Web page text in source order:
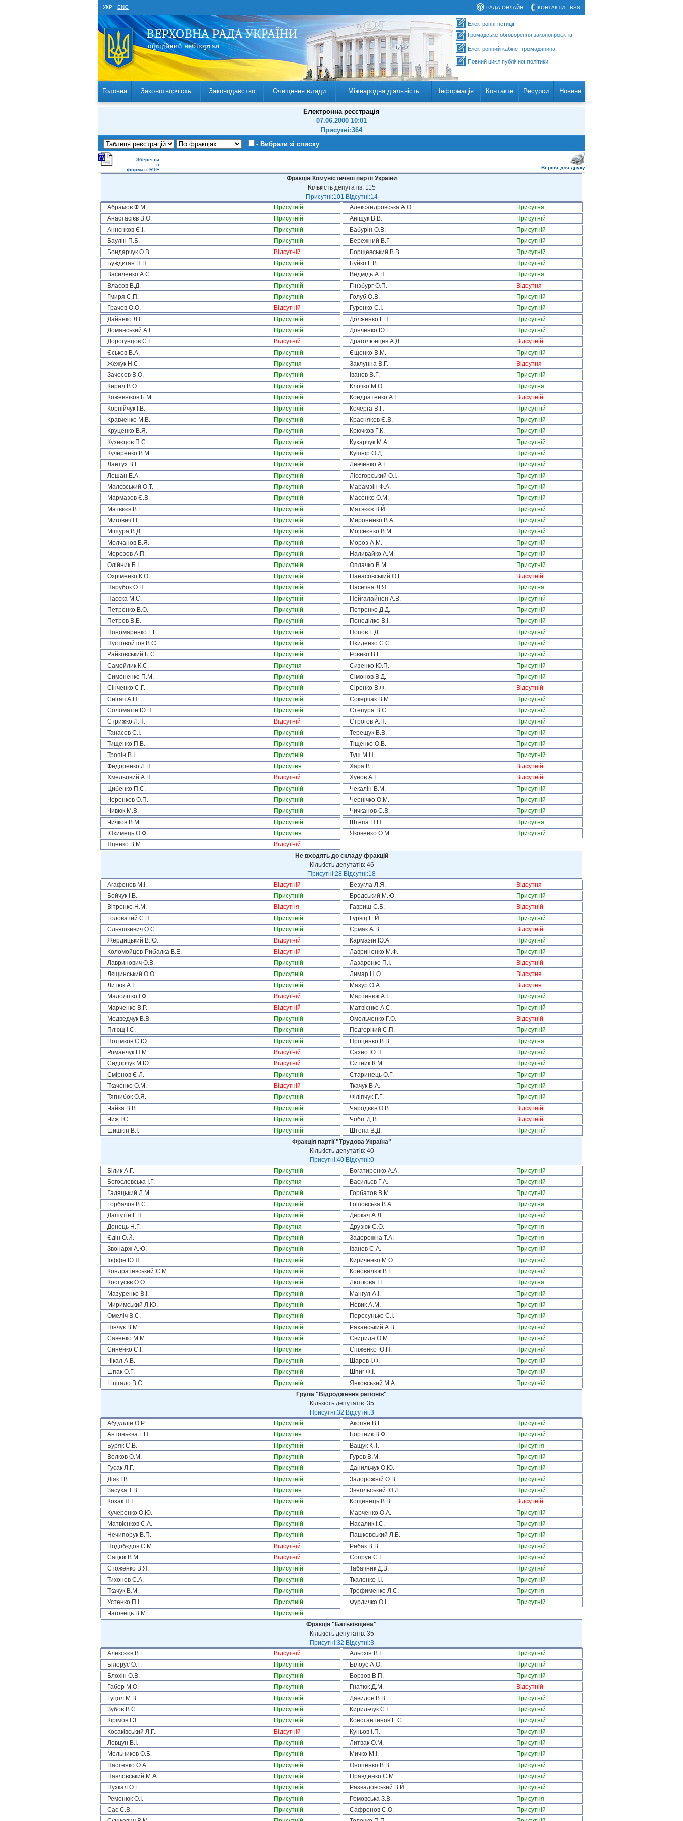
УКР ENG RSS
КОНТАКТИ
РАДА ОНЛАЙН
Електронні петиції
Громадське обговорення законопроєктів
Електронний кабінет громадянина
Повний цикл публічної політики
Головна Законотворчість Законодавство Очищення влади Міжнародна діяльність Інформація Контакти Ресурси Новини
Електронна реєстрація
07.06.2000 10:01
Присутні:364
- Вибрати зі списку
Зберегти
в
форматі RTF
Версія для друку
Фракція Комуністичної партії України
Кількість депутатів: 115
Присутні:101 Відсутні:14
Абрамов Ф.М.
Присутній Александровська А.О.
Присутня
Анастасієв В.О.
Присутній Аніщук В.В.
Присутній
Аннєнков Є.І.
Присутній Бабурін О.В.
Присутній
Баулін П.Б.
Присутній Бережний В.Г.
Присутній
Бондарчук О.В.
Відсутній Борщевський В.В.
Присутній
Буждиган П.П.
Присутній Буйко Г.В.
Присутній
Василенко А.С.
Присутній Ведмідь А.П.
Присутня
Власов В.Д.
Присутній Гінзбург О.П.
Відсутня
Гмиря С.П.
Присутній Голуб О.В.
Присутній
Грачов О.О.
Відсутній Гуренко С.І.
Присутній
Дайнеко Л.І.
Присутній Долженко Г.П.
Присутній
Доманський А.І.
Присутній Донченко Ю.Г.
Присутній
Дорогунцов С.І.
Відсутній Драголюнцев А.Д.
Відсутній
Єськов В.А.
Присутній Єщенко В.М.
Присутній
Жежук Н.С.
Присутня Заклунна В.Г.
Відсутня
Зачосов В.О.
Присутній Іванов В.Г.
Присутній
Кирил В.О.
Присутній Клочко М.О.
Присутня
Кожевніков Б.М.
Присутній Кондратенко А.І.
Відсутній
Корнійчук І.В.
Присутній Кочерга В.Г.
Присутній
Кравченко М.В.
Присутній Красняков Є.В.
Присутній
Круценко В.Я.
Присутній Крючков Г.К.
Присутній
Кузнєцов П.С.
Присутній Кухарчук М.А.
Присутній
Кучеренко В.М.
Присутній Кушнір О.Д.
Присутній
Лантух В.І.
Присутній Левченко А.І.
Присутній
Лешан Е.А.
Присутній Лісогорський О.І.
Присутній
Малєвський О.Т.
Присутній Марамзін Ф.А.
Присутній
Мармазов Є.В.
Присутній Масенко О.М.
Присутній
Матвєєв В.Г.
Присутній Матвєєв В.Й.
Присутній
Мигович І.І.
Присутній Мироненко В.А.
Присутній
Мішура В.Д.
Присутній Моісеєнко В.М.
Присутній
Молчанов Б.Я.
Присутній Мороз А.М.
Присутній
Морозов А.П.
Присутній Наливайко А.М.
Присутній
Олійник Б.І.
Присутній Оплачко В.М.
Присутній
Охріменко К.О.
Присутній Панасовський О.Г.
Відсутній
Парубок О.Н.
Присутній Пасечна Л.Я.
Присутня
Пасєка М.С.
Присутній Пейгалайнен А.В.
Присутній
Петренко В.О.
Присутній Петренко Д.Д.
Присутній
Петров В.Б.
Присутній Понеділко В.І.
Присутній
Пономаренко Г.Г.
Присутній Попов Г.Д.
Присутній
Пустовойтов В.С.
Присутній Пхиденко С.С.
Присутній
Райковський Б.С.
Присутній Роєнко В.Г.
Присутній
Самойлик К.С.
Присутня Сизенко Ю.П.
Присутній
Симоненко П.М.
Присутній Сімонов В.Д.
Присутній
Сінченко С.Г.
Присутній Сіренко В.Ф.
Відсутній
Снігач А.П.
Присутній Сокерчак В.М.
Присутній
Соломатін Ю.П.
Присутній Степура В.С.
Присутній
Стрижко Л.П.
Відсутній Строгов А.Н.
Присутній
Танасов С.І.
Присутній Терещук В.В.
Присутній
Тищенко П.В.
Присутній Тіщенко О.В.
Присутній
Тропін В.І.
Присутній Туш М.Н.
Присутній
Федоренко Л.П.
Присутня Хара В.Г.
Відсутній
Хмельовий А.П.
Відсутній Хунов А.І.
Відсутній
Цибенко П.С.
Присутній Чекалін В.М.
Присутній
Черенков О.П.
Присутній Чернічко О.М.
Присутній
Чивюк М.В.
Присутній Чичканов С.В.
Присутній
Чичков В.М.
Присутній Штепа Н.П.
Присутня
Юхимець О.Ф.
Присутня Яковенко О.М.
Присутній
Яценко В.М.
Відсутній
Не входять до складу фракцій
Кількість депутатів: 46
Присутні:28 Відсутні:18
Агафонов М.І.
Відсутній Безугла Л.Я.
Відсутня
Бойчук І.В.
Присутній Бродський М.Ю.
Присутній
Вітренко Н.М.
Відсутня Гавриш С.Б.
Відсутній
Головатий С.П.
Присутній Гурвіц Е.Й.
Присутній
Єльяшкевич О.С.
Присутній Єрмак А.В.
Відсутній
Жердицький В.Ю.
Відсутній Кармазін Ю.А.
Присутній
Коломойцев-Рибалка В.Е.
Відсутній Лавриненко М.Ф.
Присутній
Лавринович О.В.
Присутній Лазаренко П.І.
Відсутній
Лєщинський О.О.
Присутній Лимар Н.О.
Відсутня
Литюк А.І.
Присутній Мазур О.А.
Відсутня
Малолітко І.Ф.
Відсутній Мартинюк А.І.
Присутній
Марченко В.Р.
Відсутній Матвієнко А.С.
Присутній
Медведчук В.В.
Присутній Омельченко Г.О.
Відсутній
Плющ І.С.
Присутній Подгорний С.П.
Присутній
Потімков С.Ю.
Присутній Проценко В.В.
Присутня
Романчук П.М.
Відсутній Сахно Ю.П.
Присутній
Сидорчук М.Ю.
Відсутній Ситник К.М.
Присутній
Смірнов Є.Л.
Присутній Старинець О.Г.
Присутній
Ткаченко О.М.
Відсутній Ткачук В.А.
Присутній
Тягнибок О.Я.
Присутній Філіпчук Г.Г.
Присутній
Чайка В.В.
Присутній Чародєєв О.В.
Відсутній
Чиж І.С.
Присутній Чобіт Д.В.
Відсутній
Шишкін В.І.
Присутній Штепа В.Д.
Присутній
Фракція партії "Трудова Україна"
Кількість депутатів: 40
Присутні:40 Відсутні:0
Білик А.Г.
Присутній Богатиренко А.А.
Присутній
Богословська І.Г.
Присутня Васильєв Г.А.
Присутній
Гадяцький Л.М.
Присутній Горбатов В.М.
Присутній
Горбачов В.С.
Присутній Гошовська В.А.
Присутня
Дашутін Г.П.
Присутній Деркач А.Л.
Присутній
Донець Н.Г.
Присутня Друзюк С.О.
Присутня
Єдін О.Й.
Присутній Задорожна Т.А.
Присутня
Звонарж А.Ю.
Присутній Іванов С.А.
Присутній
Іоффе Ю.Я.
Присутній Кириченко М.О.
Присутній
Кондратевський С.М.
Присутній Коновалюк В.І.
Присутній
Костусєв О.О.
Присутній Лютікова І.І.
Присутня
Мазуренко В.І.
Присутній Мангул А.І.
Присутній
Миримський Л.Ю.
Присутній Новик А.М.
Присутній
Омеліч В.С.
Присутній Пересунько С.І.
Присутній
Пінчук В.М.
Присутній Раханський А.В.
Присутній
Савенко М.М.
Присутній Свирида О.М.
Присутній
Синенко С.І.
Присутня Спіженко Ю.П.
Присутній
Чікал А.В.
Присутній Шаров І.Ф.
Присутній
Шпак О.Г.
Присутній Шпиг Ф.І.
Присутній
Шпігало В.Є.
Присутній Янковський М.А.
Присутній
Група "Відродження регіонів"
Кількість депутатів: 35
Присутні:32 Відсутні:3
Абдуллін О.Р.
Присутній Акопян В.Г.
Присутній
Антоньєва Г.П.
Присутня Бортник В.Ф.
Присутній
Буряк С.В.
Присутній Ващук К.Т.
Присутня
Волков О.М.
Присутній Гуров В.М.
Присутній
Гусак Л.Г.
Присутній Данильчук О.Ю.
Присутній
Діяк І.В.
Присутній Задорожній О.В.
Присутній
Засуха Т.В.
Присутня Звягільський Ю.Л.
Присутній
Козак Я.І.
Присутній Кощинець В.В.
Відсутній
Кучеренко О.Ю.
Присутній Марченко О.А.
Присутній
Матвієнков С.А.
Присутній Насалик І.С.
Присутній
Нечипорук В.П.
Присутній Пашковський Л.Б.
Присутній
Подобєдов С.М.
Відсутній Рибак В.В.
Присутній
Сацюк В.М.
Відсутній Сопрун С.І.
Присутній
Стоженко В.Я.
Присутній Табачник Д.В.
Присутній
Тихонов С.А.
Присутній Ткаленко І.І.
Присутній
Ткачук В.М.
Присутній Трофименко Л.С.
Присутня
Устенко П.І.
Присутній Фурдичко О.І.
Присутній
Чаговець В.М.
Присутній
Фракція "Батьківщина"
Кількість депутатів: 35
Присутні:32 Відсутні:3
Алексєєв В.Г.
Відсутній Альохін В.І.
Присутній
Білорус О.Г.
Присутній Білоус А.О.
Присутній
Блохін О.В.
Присутній Борзов В.П.
Присутній
Габер М.О.
Присутній Гнатюк Д.М.
Відсутній
Гуцол М.В.
Присутній Давидов В.В.
Присутній
Зубов В.С.
Присутній Кирильчук Є.І.
Присутній
Кірімов І.З.
Присутній Константинов Е.С.
Присутній
Косаківський Л.Г.
Відсутній Куньов І.П.
Присутній
Левцун В.І.
Присутній Литвак О.М.
Присутній
Мельников О.Б.
Присутній Мичко М.І.
Присутній
Настенко О.А.
Присутній Онопенко В.В.
Присутній
Павловський М.А.
Присутній Правденко С.М.
Присутній
Пухкал О.Г.
Присутній Развадовський В.Й.
Присутній
Ременюк О.І.
Присутній Ромовська З.В.
Присутня
Сас С.В.
Присутній Сафронов С.О.
Присутній